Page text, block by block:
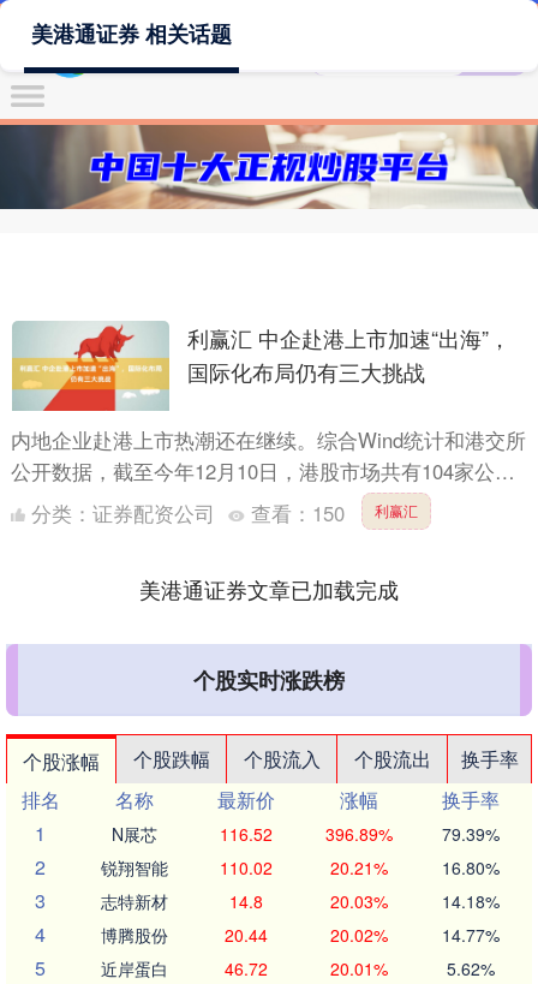
美港通证券 相关话题
利赢汇 中企赴港上市加速“出海”，
国际化布局仍有三大挑战
内地企业赴港上市热潮还在继续。综合Wind统计和港交所
公开数据，截至今年12月10日，港股市场共有104家公司
IPO利赢汇，相比2024年全年增长了近四成。申请....
分类： 证券配资公司 查看： 150 利赢汇
美港通证券文章已加载完成
个股实时涨跌榜
个股涨幅 个股跌幅 个股流入 个股流出
换手率
排名
名称 最新价 涨幅
换手率
1
N展芯 116.52 396.89% 79.39%
2 锐翔智能 110.02 20.21% 16.80%
3 志特新材 14.8 20.03% 14.18%
4 博腾股份 20.44 20.02% 14.77%
5 近岸蛋白 46.72 20.01% 5.62%